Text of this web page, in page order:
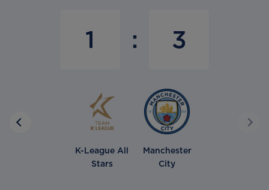
1 3
K-League All
Stars
Manchester
City